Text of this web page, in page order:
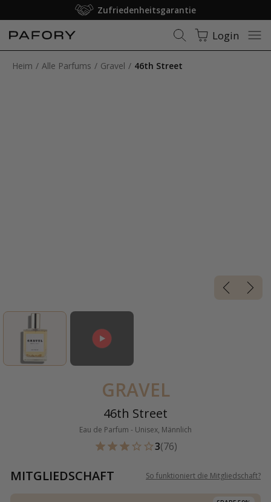
Zufriedenheitsgarantie
Login
Heim Alle Parfums Gravel 46th Street
GRAVEL
46th Street
Eau de Parfum - Unisex, Männlich
3(76)
MITGLIEDSCHAFT So funktioniert die Mitgliedschaft?